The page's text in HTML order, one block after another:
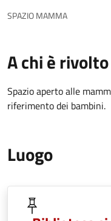
SPAZIO MAMMA
A chi è rivolto
Spazio aperto alle
riferimento dei bambini.
Luogo